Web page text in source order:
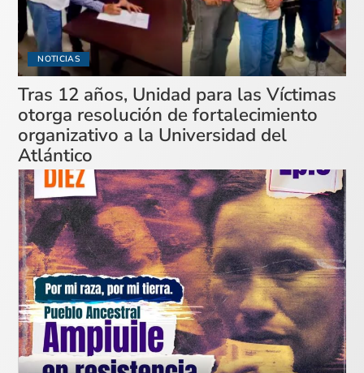
NOTICIAS
Tras 12 años, Unidad para las Víctimas
otorga resolución de fortalecimiento
organizativo a la Universidad del
Atlántico